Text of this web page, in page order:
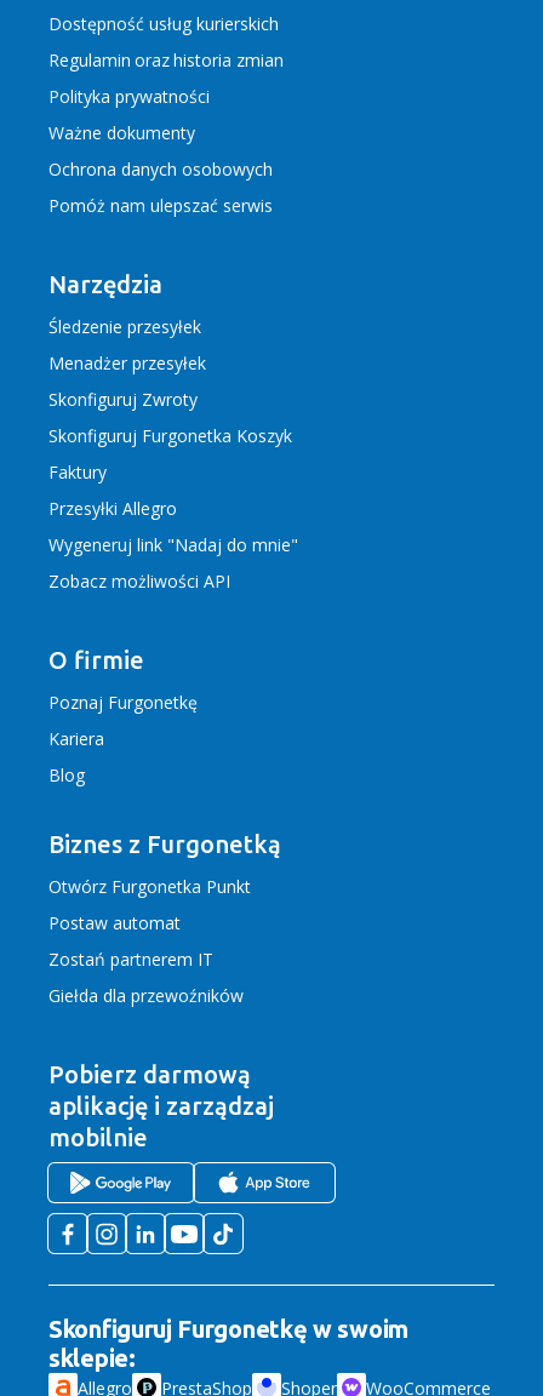
Dostępność usług kurierskich
Regulamin orazhistoria zmian
Polityka prywatności
Ważne dokumenty
Ochrona danych osobowych
Pomóż nam ulepszać serwis
Narzędzia
Śledzenie przesyłek
Menadżer przesyłek
Skonfiguruj Zwroty
Skonfiguruj Furgonetka Koszyk
Faktury
Przesyłki Allegro
Wygeneruj link "Nadaj do mnie"
Zobacz możliwości API
O firmie
Poznaj Furgonetkę
Kariera
Blog
Biznes z Furgonetką
Otwórz Furgonetka Punkt
Postaw automat
Zostań partnerem IT
Giełda dla przewoźników
Pobierz darmową
aplikację i zarządzaj
mobilnie
Skonfiguruj Furgonetkę w swoim
sklepie:
Allegro PrestaShop Shoper WooCommerce